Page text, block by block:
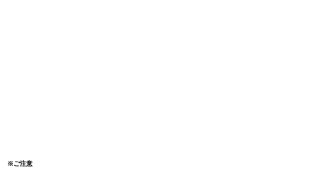
※ご注意